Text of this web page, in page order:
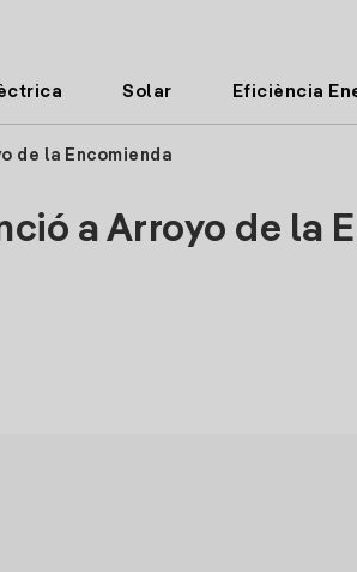
Solar Eficiència
de la Encomienda
a Arroyo de la